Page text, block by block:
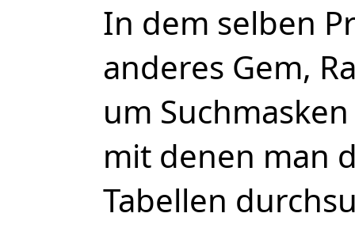
In dem selben
anderes Gem,
um
mit denen man
Tabellen